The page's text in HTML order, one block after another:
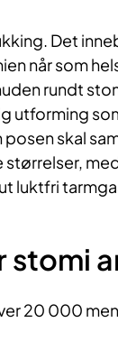
Det
når som
rundt
utforming
posen skal
luktfri
stomi
20 000